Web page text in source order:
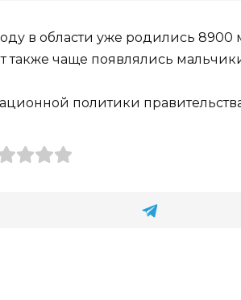
в области уже родились 8900
также чаще появлялись
политики